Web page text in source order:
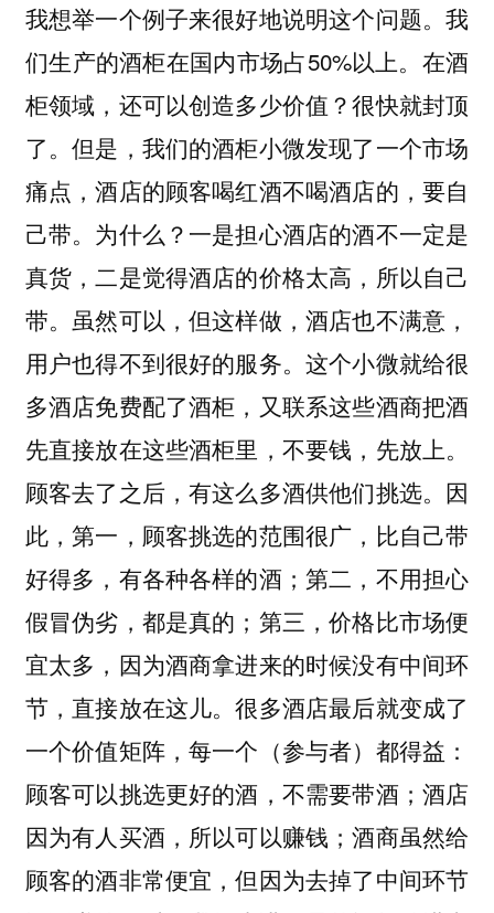
我想举一个例子来很好地说明这个问题。我
们生产的酒柜在国内市场占50%以上。在酒
柜领域，还可以创造多少价值？很快就封顶
了。但是，我们的酒柜小微发现了一个市场
痛点，酒店的顾客喝红酒不喝酒店的，要自
己带。为什么？一是担心酒店的酒不一定是
真货，二是觉得酒店的价格太高，所以自己
带。虽然可以，但这样做，酒店也不满意，
用户也得不到很好的服务。这个小微就给很
多酒店免费配了酒柜，又联系这些酒商把酒
先直接放在这些酒柜里，不要钱，先放上。
顾客去了之后，有这么多酒供他们挑选。因
此，第一，顾客挑选的范围很广，比自己带
好得多，有各种各样的酒；第二，不用担心
假冒伪劣，都是真的；第三，价格比市场便
宜太多，因为酒商拿进来的时候没有中间环
节，直接放在这儿。很多酒店最后就变成了
一个价值矩阵，每一个（参与者）都得益：
顾客可以挑选更好的酒，不需要带酒；酒店
因为有人买酒，所以可以赚钱；酒商虽然给
顾客的酒非常便宜，但因为去掉了中间环节